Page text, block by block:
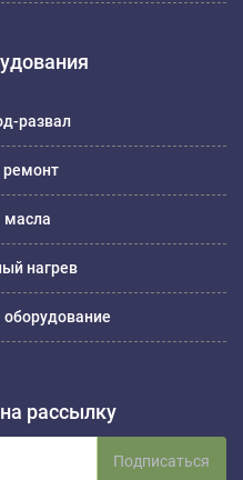
развал
ремонт
масла
нагрев
оборудование
рассылку
Подписаться